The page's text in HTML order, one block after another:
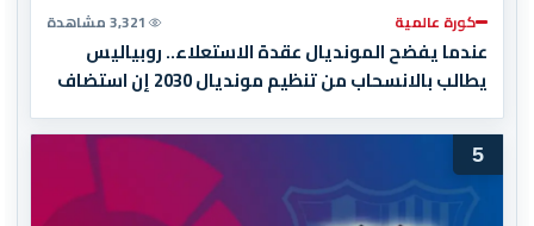
كورة عالمية 3,321 مشاهدة
عندما يفضح المونديال عقدة الاستعلاء.. روبياليس
يطالب بالانسحاب من تنظيم مونديال 2030 إن استضاف
5